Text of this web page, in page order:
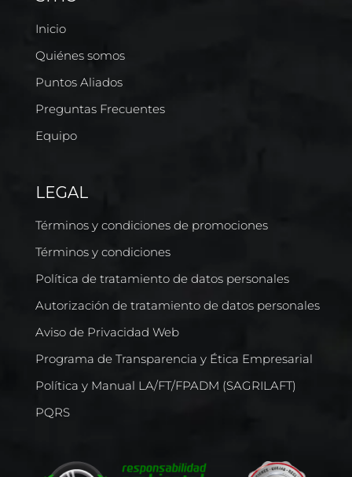
Inicio
Quiénes somos
Puntos Aliados
Preguntas Frecuentes
Equipo
LEGAL
Términos y condiciones de promociones
Términos y condiciones
Política de tratamiento de datos personales
Autorización de tratamiento de datos personales
Aviso de Privacidad Web
Programa de Transparencia y Ética Empresarial
Política y Manual LA/FT/FPADM (SAGRILAFT)
PQRS